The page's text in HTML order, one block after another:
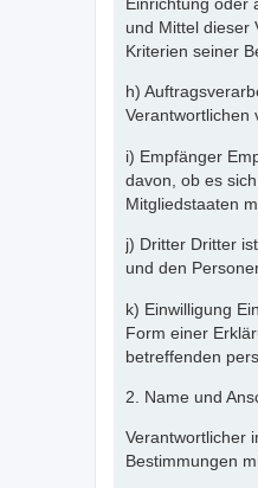
und Mittel dieser
Kriterien seiner
h)
Verantwortlichen
i) Empfänger
davon, ob es
Mitgliedstaaten
j) Dritter Dritter
und den
k) Einwilligung
Form einer
betreffenden
2. Name und
Verantwortlicher
Bestimmungen